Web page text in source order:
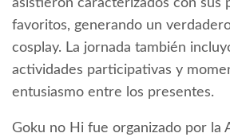
asistieron caracterizados con sus
favoritos, generando un
cosplay. La jornada también
actividades participativas y
entusiasmo entre los presentes.
Goku no Hi fue organizado por la